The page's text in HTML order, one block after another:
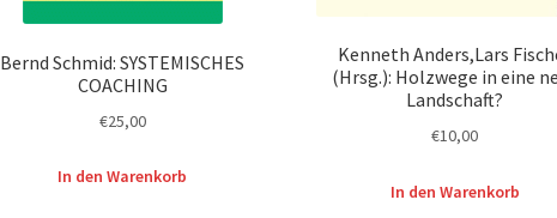
Bernd Schmid: SYSTEMISCHES
COACHING
€25,00
In den Warenkorb
Kenneth Anders,Lars
(Hrsg.): Holzwege in eine
Landschaft?
€10,00
In den Warenkorb